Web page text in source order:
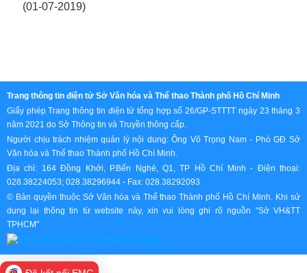
(01-07-2019)
Trang thông tin điện tử Sở Văn hóa và Thể thao Thành phố Hồ Chí Minh
Giấy phép Trang thông tin điện tử tổng hợp số 26/GP-STTTT ngày 23 tháng 3
năm 2021 do Sở Thông tin và Truyền thông cấp.
Người chịu trách nhiệm quản lý nội dung: Ông Võ Trọng Nam - Phó GĐ Sở
Văn hóa và Thể thao Thành phố Hồ Chí Minh.
Địa chỉ: 164 Đồng Khởi, P.Bến Nghé, Q1, TP Hồ Chí Minh - Điện thoại:
028.38224053; 028.38296944 - Fax: 028.38292093
© Bản quyền thuộc Sở Văn hóa và Thể thao Thành phố Hồ Chí Minh. Khi sử
dụng lại thông tin từ website này, xin vui lòng ghi rõ nguồn "Sở VH&TT
TPHCM"